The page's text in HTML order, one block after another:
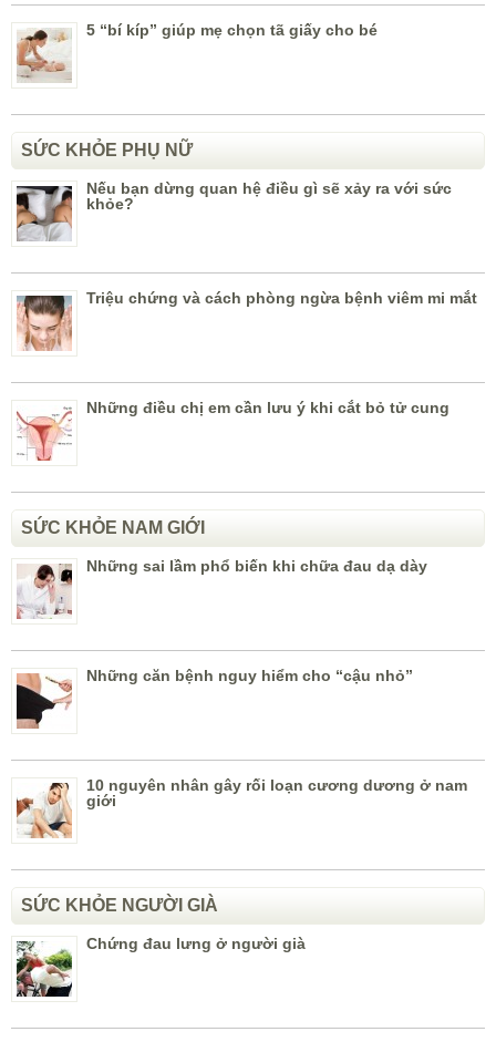
5 “bí kíp” giúp mẹ chọn tã giấy cho bé
SỨC KHỎE PHỤ NỮ
Nếu bạn dừng quan hệ điều gì sẽ xảy ra với sức
khỏe?
Triệu chứng và cách phòng ngừa bệnh viêm mi mắt
Những điều chị em cần lưu ý khi cắt bỏ tử cung
SỨC KHỎE NAM GIỚI
Những sai lầm phổ biến khi chữa đau dạ dày
Những căn bệnh nguy hiểm cho “cậu nhỏ”
10 nguyên nhân gây rối loạn cương dương ở nam
giới
SỨC KHỎE NGƯỜI GIÀ
Chứng đau lưng ở người già